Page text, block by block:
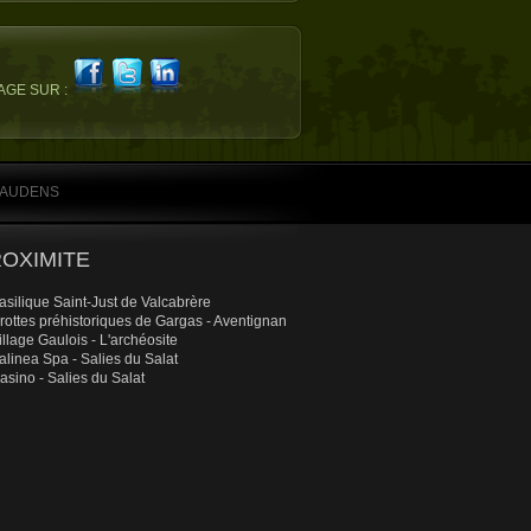
SUR :
Saint-Just de Valcabrère
préhistoriques de Gargas - Aventignan
Gaulois - L'archéosite
Spa - Salies du Salat
- Salies du Salat